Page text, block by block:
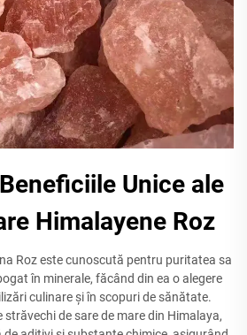
Unice ale
Himalayene Roz
Roz este cunoscută pentru puritatea sa
în minerale, făcând din ea o alegere
culinare și în scopuri de sănătate.
de sare de mare din Himalaya,